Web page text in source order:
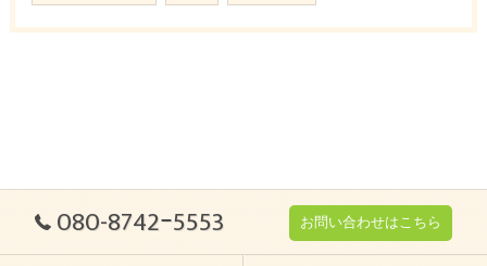
080-8742ｰ5553 お問い合わせはこちら